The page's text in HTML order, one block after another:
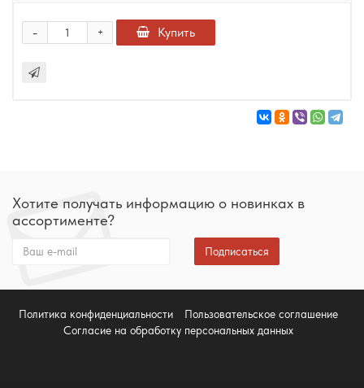
+
- Купить
Хотите получать информацию о новинках в
ассортименте?
Подписаться
Политика конфиденциальности
Пользовательское соглашение
Согласие на обработку персональных данных